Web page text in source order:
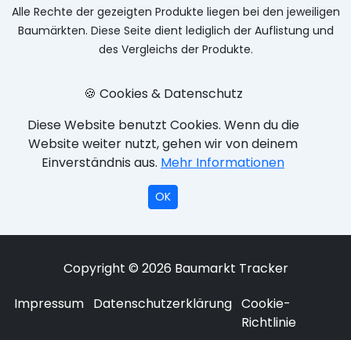
Alle Rechte der gezeigten Produkte liegen bei den jeweiligen
Baumärkten. Diese Seite dient lediglich der Auflistung und
des Vergleichs der Produkte.
🍪 Cookies & Datenschutz
Diese Website benutzt Cookies. Wenn du die
Website weiter nutzt, gehen wir von deinem
Einverständnis aus. Mehr Informationen
OK
Copyright © 2026 Baumarkt Tracker
Impressum Datenschutzerklärung Cookie-
Richtlinie